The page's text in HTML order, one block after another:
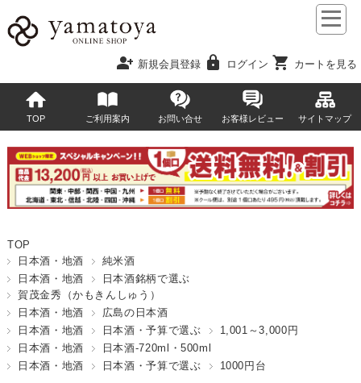
person_add 新規会員登録 lock ログイン shopping_cart カートを見る
TOP ご利用案内 お問い合せ お客様レビュー サイトマップ
TOP
日本酒・地酒
純米酒
日本酒・地酒
日本酒銘柄で選ぶ
賀茂金秀（かもきんしゅう）
日本酒・地酒
広島の日本酒
日本酒・地酒
日本酒・予算で選ぶ
1,001～3,000円
日本酒・地酒
日本酒-720ml・500ml
日本酒・地酒
日本酒・予算で選ぶ 1000円台